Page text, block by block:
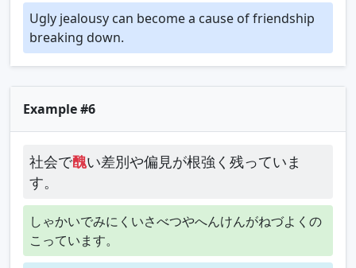
Ugly jealousy can become a cause of friendship
breaking down.
Example #6
社会で醜い差別や偏見が根強く残っていま
す。
しゃかいでみにくいさべつやへんけんがねづよくの
こっています。